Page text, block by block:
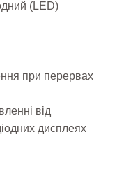
(LED)
при перервах
від
дисплеях